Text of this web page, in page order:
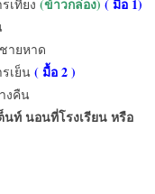
เที่ยง (ข้าวกล่อง) ( มื้อ 1)
ายหาด
เย็น ( มื้อ2 )
งคืน
นท์ นอนที่โรงเรียน หรือ